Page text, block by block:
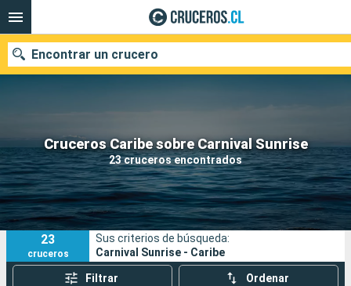
Cruceros Caribe sobre Carnival Sunrise
23 cruceros encontrados
Encontrar un crucero
Nuestros destinos
Fecha de salida
Puertos Compañías
Buscar
23
cruceros
Sus criterios de búsqueda:
Carnival Sunrise - Caribe
Filtrar Ordenar